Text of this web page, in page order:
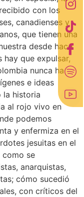
con los
canadienses y
que tienen una
desde hace
hay que expulsar,
nunca ha
e ideas
la historia
al rojo vivo en
podemos
y enfermiza en el
jesuitas en el
como se
anarquistas,
cómo sucedió
con críticos del